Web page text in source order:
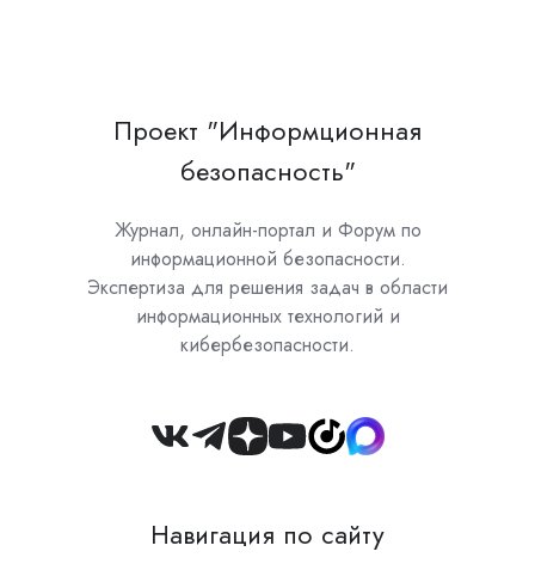
Проект "Информционная
безопасность"
Журнал, онлайн-портал и Форум по
информационной безопасности.
Экспертиза для решения задач в области
информационных технологий и
кибербезопасности.
Join
Slack
Навигация по сайту